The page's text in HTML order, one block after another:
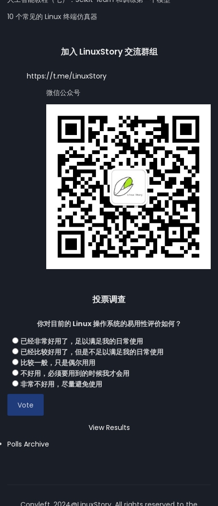
10 个常见的 Linux 终端仿真器
加入 LinuxStory 交流群组
https://t.me/LinuxStory
微信公众号
投票调查
你对目前的 Linux 操作系统的易用性评价如何？
已经非常好用了，足以满足我的日常使用
已经比较好用了，但是不足以满足我的日常使用
比较一般，只是偶尔用用
不好用，必须要用到的时候我才会用
非常不好用，尽量避免使用
View Results
Polls Archive